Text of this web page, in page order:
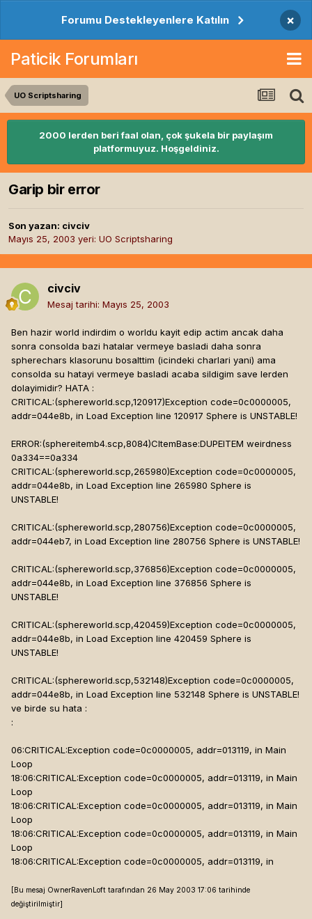
Forumu Destekleyenlere Katılın ×
Paticik Forumları
UO Scriptsharing
2000 lerden beri faal olan, çok şukela bir paylaşım
platformuyuz. Hoşgeldiniz.
Garip bir error
Son yazan: civciv
Mayıs 25, 2003 yeri: UO Scriptsharing
civciv
Mesaj tarihi: Mayıs 25, 2003
Ben hazir world indirdim o worldu kayit edip actim ancak daha
sonra consolda bazi hatalar vermeye basladi daha sonra
spherechars klasorunu bosalttim (icindeki charlari yani) ama
consolda su hatayi vermeye basladi acaba sildigim save lerden
dolayimidir? HATA :
CRITICAL:(sphereworld.scp,120917)Exception code=0c0000005,
addr=044e8b, in Load Exception line 120917 Sphere is UNSTABLE!
ERROR:(sphereitemb4.scp,8084)CItemBase:DUPEITEM weirdness
0a334==0a334
CRITICAL:(sphereworld.scp,265980)Exception code=0c0000005,
addr=044e8b, in Load Exception line 265980 Sphere is
UNSTABLE!
CRITICAL:(sphereworld.scp,280756)Exception code=0c0000005,
addr=044eb7, in Load Exception line 280756 Sphere is UNSTABLE!
CRITICAL:(sphereworld.scp,376856)Exception code=0c0000005,
addr=044e8b, in Load Exception line 376856 Sphere is
UNSTABLE!
CRITICAL:(sphereworld.scp,420459)Exception code=0c0000005,
addr=044e8b, in Load Exception line 420459 Sphere is
UNSTABLE!
CRITICAL:(sphereworld.scp,532148)Exception code=0c0000005,
addr=044e8b, in Load Exception line 532148 Sphere is UNSTABLE!
ve birde su hata :
:
06:CRITICAL:Exception code=0c0000005, addr=013119, in Main
Loop
18:06:CRITICAL:Exception code=0c0000005, addr=013119, in Main
Loop
18:06:CRITICAL:Exception code=0c0000005, addr=013119, in Main
Loop
18:06:CRITICAL:Exception code=0c0000005, addr=013119, in Main
Loop
18:06:CRITICAL:Exception code=0c0000005, addr=013119, in
[Bu mesaj OwnerRavenLoft tarafından 26 May 2003 17:06 tarihinde
değiştirilmiştir]